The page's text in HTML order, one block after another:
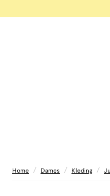
Home / Dames / Kleding /